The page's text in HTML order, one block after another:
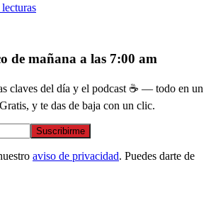
lecturas
de mañana a las 7:00 am
claves del día y el podcast ☕ — todo en un
y te das de baja con un clic.
Suscribirme
aviso de privacidad. Puedes darte de